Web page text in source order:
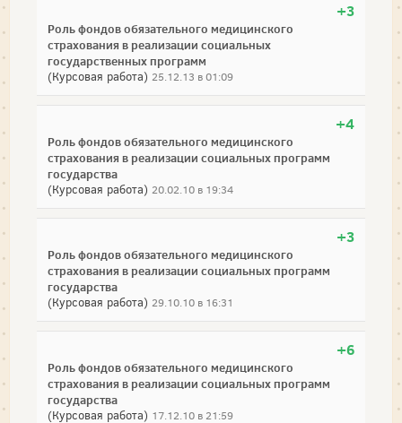
+3
Роль фондов обязательного медицинского
страхования в реализации социальных
государственных программ
(Курсовая работа) 25.12.13 в 01:09
+4
Роль фондов обязательного медицинского
страхования в реализации социальных программ
государства
(Курсовая работа) 20.02.10 в 19:34
+3
Роль фондов обязательного медицинского
страхования в реализации социальных программ
государства
(Курсовая работа) 29.10.10 в 16:31
+6
Роль фондов обязательного медицинского
страхования в реализации социальных программ
государства
(Курсовая работа) 17.12.10 в 21:59